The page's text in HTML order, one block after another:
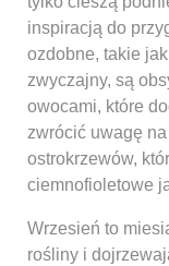
inspiracją do
ozdobne, takie
zwyczajny, są
owocami, które
zwrócić uwagę
ostrokrzewów,
ciemnofioletowe
Wrzesień to
rośliny i